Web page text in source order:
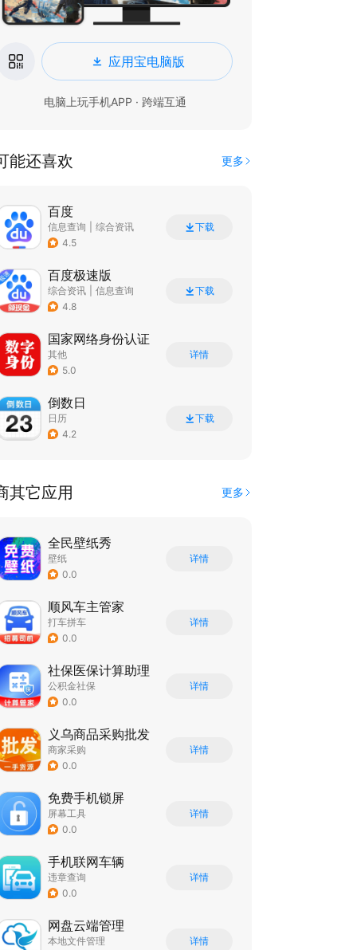
应用宝电脑版
电脑上玩手机APP · 跨端互通
能还喜欢 更多
百度
信息查询
综合资讯
4.5
下载
百度极速版
综合资讯
信息查询
4.8
下载
国家网络身份认证
其他
5.0
详情
倒数日
日历
4.2
下载
其它应用 更多
全民壁纸秀
壁纸
0.0
详情
顺风车主管家
打车拼车
0.0
详情
社保医保计算助理
公积金社保
0.0
详情
义乌商品采购批发
商家采购
0.0
详情
免费手机锁屏
屏幕工具
0.0
详情
手机联网车辆
违章查询
0.0
详情
网盘云端管理
本地文件管理
详情